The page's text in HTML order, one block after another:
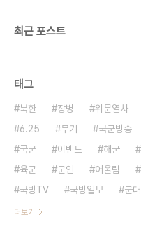
최근 포스트
태그
북한 장병 위문열차
6.25
무기 국군방송
국군
이벤트 해군
육군
군인 어울림
국방TV
국방일보 군대
더보기